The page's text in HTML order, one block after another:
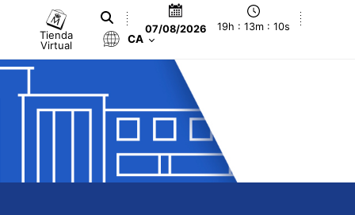
Tienda
Virtual
07/08/2026 19h : 13m : 11s
CA